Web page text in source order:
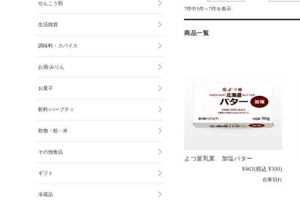
7件中1件～7件を表示
商品一覧
よつ葉乳業 加塩バター
¥463(税込 ¥500)
在庫切れ
せんこう類
生活雑貨
調味料・スパイス
お酒/みりん
お菓子
飲料/ハーブティ
乾物・粉・米
その他食品
ギフト
冷蔵品